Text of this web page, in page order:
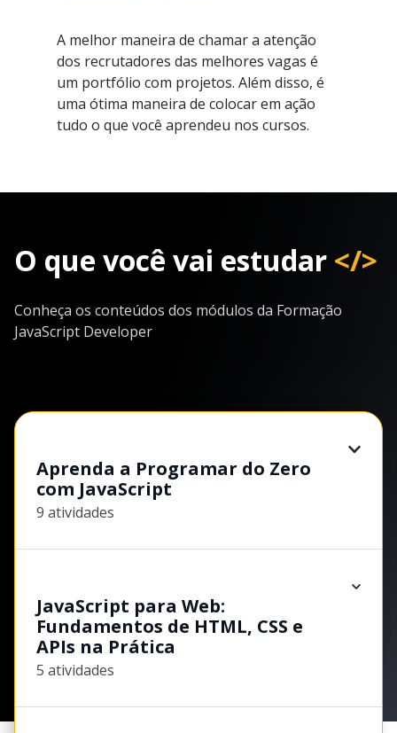
A melhor maneira de chamar a atenção
dos recrutadores das melhores vagas é
um portfólio com projetos. Além disso, é
uma ótima maneira de colocar em ação
tudo o que você aprendeu nos cursos.
O que você vai estudar </>
Conheça os conteúdos dos módulos da Formação
JavaScript Developer
Aprenda a Programar do Zero
com JavaScript
9 atividades
JavaScript para Web:
Fundamentos de HTML, CSS e
APIs na Prática
5 atividades